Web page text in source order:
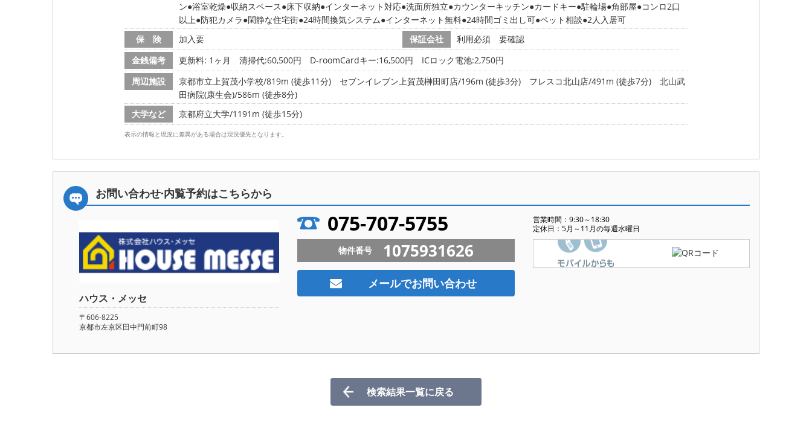
ン 浴室乾燥 収納スペース 床下収納 インターネット対応 洗面所独立 カウンターキッチン カードキー 駐輪場 角部屋 コンロ2口
以上 防犯カメラ 閑静な住宅街 24時間換気システム インターネット無料 24時間ゴミ出し可 ペット相談 2人入居可
保 険
加入要 保証会社
利用必須 要確認
金銭備考
更新料: 1ヶ月
清掃代:60,500円 D-roomCardキー:16,500円 ICロック電池:2,750円
周辺施設
京都市立上賀茂小学校/819m (徒歩11分) セブンイレブン上賀茂榊田町店/196m (徒歩3分) フレスコ北山店/491m (徒歩7分)
北山武
田病院(康生会)/586m (徒歩8分)
大学など
京都府立大学/1191m (徒歩15分)
表示の情報と現況に差異がある場合は現況優先となります。
お問い合わせ·内覧予約はこちらから
ハウス・メッセ
〒606-8225
京都市左京区田中門前町98
075-707-5755
営業時間：9:30～18:30
定休日：5月～11月の毎週水曜日
物件番号 1075931626
メールでお問い合わせ
検索結果一覧に戻る